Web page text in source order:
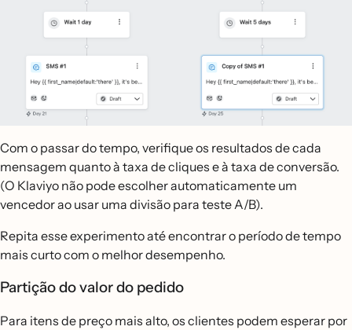
Com o passar do tempo, verifique os resultados de cada
mensagem quanto à taxa de cliques e à taxa de conversão.
(O Klaviyo não pode escolher automaticamente um
vencedor ao usar uma divisão para teste A/B).
Repita esse experimento até encontrar o período de tempo
mais curto com o melhor desempenho.
Partição do valor do pedido
Para itens de preço mais alto, os clientes podem esperar por